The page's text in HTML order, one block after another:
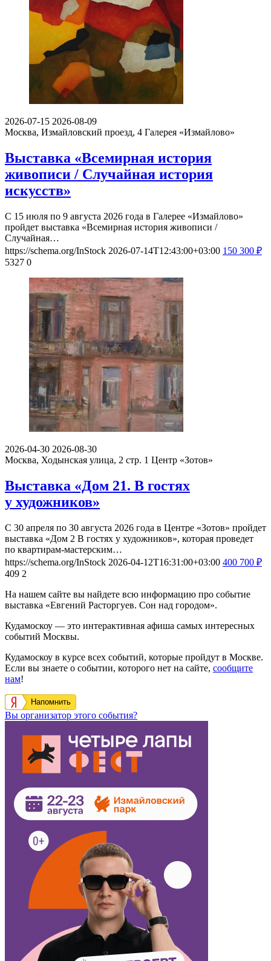
2026-07-15 2026-08-09
Москва, Измайловский проезд, 4 Галерея «Измайлово»
Выставка «Всемирная история
живописи / Случайная история
искусств»
С 15 июля по 9 августа 2026 года в Галерее «Измайлово»
пройдет выставка «Всемирная история живописи /
Случайная…
https://schema.org/InStock 2026-07-14T12:43:00+03:00 150 300 ₽
5327 0
2026-04-30 2026-08-30
Москва, Ходынская улица, 2 стр. 1 Центр «Зотов»
Выставка «Дом 21. В гостях
у художников»
С 30 апреля по 30 августа 2026 года в Центре «Зотов» пройдет
выставка «Дом 2 В гостях у художников», которая проведет
по квартирам-мастерским…
https://schema.org/InStock 2026-04-12T16:31:00+03:00 400 700 ₽
409 2
На нашем сайте вы найдете всю информацию про событие
выставка «Евгений Расторгуев. Сон над городом».
Кудамоскоу — это интерактивная афиша самых интересных
событий Москвы.
Кудамоскоу в курсе всех событий, которые пройдут в Москве.
Если вы знаете о событии, которого нет на сайте, сообщите
нам!
Напомнить
Вы организатор этого события?